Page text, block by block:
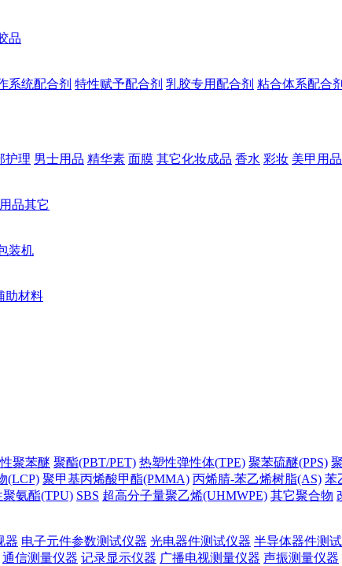
品
系统配合剂 特性赋予配合剂 乳胶专用配合剂 粘合体系配合剂
护理 男士用品 精华素 面膜 其它化妆成品 香水 彩妆 美甲用品
品其它
装机
助材料
聚苯醚 聚酯(PBT/PET) 热塑性弹性体(TPE) 聚苯硫醚(PPS)
(LCP) 聚甲基丙烯酸甲酯(PMMA) 丙烯腈-苯乙烯树脂(AS) 苯
氨酯(TPU) SBS 超高分子量聚乙烯(UHMWPE) 其它聚合物
器 电子元件参数测试仪器 光电器件测试仪器 半导体器件测
通信测量仪器 记录显示仪器 广播电视测量仪器 声振测量仪器